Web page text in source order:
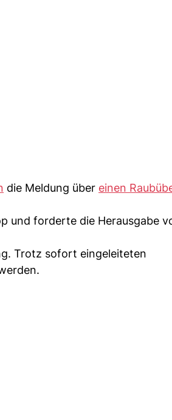
die Meldung über einen
und forderte die Herausgabe
Trotz sofort eingeleiteten